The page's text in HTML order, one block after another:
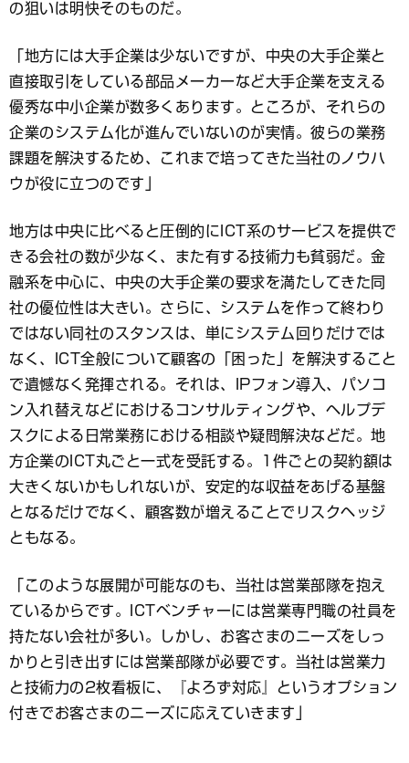
の狙いは明快そのものだ。
「地方には大手企業は少ないですが、中央の大手企業と
直接取引をしている部品メーカーなど大手企業を支える
優秀な中小企業が数多くあります。ところが、それらの
企業のシステム化が進んでいないのが実情。彼らの業務
課題を解決するため、これまで培ってきた当社のノウハ
ウが役に立つのです」
地方は中央に比べると圧倒的にICT系のサービスを提供で
きる会社の数が少なく、また有する技術力も貧弱だ。金
融系を中心に、中央の大手企業の要求を満たしてきた同
社の優位性は大きい。さらに、システムを作って終わり
ではない同社のスタンスは、単にシステム回りだけでは
なく、ICT全般について顧客の「困った」を解決すること
で遺憾なく発揮される。それは、IPフォン導入、パソコ
ン入れ替えなどにおけるコンサルティングや、ヘルプデ
スクによる日常業務における相談や疑問解決などだ。地
方企業のICT丸ごと一式を受託する。1件ごとの契約額は
大きくないかもしれないが、安定的な収益をあげる基盤
となるだけでなく、顧客数が増えることでリスクヘッジ
ともなる。
「このような展開が可能なのも、当社は営業部隊を抱え
ているからです。ICTベンチャーには営業専門職の社員を
持たない会社が多い。しかし、お客さまのニーズをしっ
かりと引き出すには営業部隊が必要です。当社は営業力
と技術力の2枚看板に、『よろず対応』というオプション
付きでお客さまのニーズに応えていきます」